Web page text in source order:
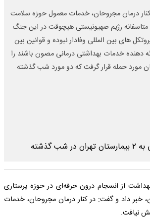
کنار درمان مجروحان، خدمات معمول حوزه سلامت
رژیم صهیونیستی هیچوقت در این جنگ
های بین المللی وفادار نبوده و قوانین بین
دهنده خدمات بهداشتی درمانی مصون باشند را
۵ بیمارستان مورد حمله قرار گرفت که دو مورد شب گذشته
از انسجام درون حرفه‌ای در حوزه پرستاری
خبر داد و گفت: در کنار درمان مجروحان، خدمات
نیافت.